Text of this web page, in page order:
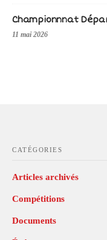
Championnnat
11 mai 2026
CATÉGORIES
Articles archivés
Compétitions
Documents